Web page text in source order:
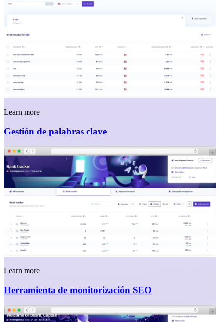
Learn more
Gestión de palabras clave
Learn more
Herramienta de monitorización SEO